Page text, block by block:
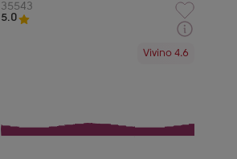
Артикул
35543
5.0
Vivino 4.6
Тинто Фино (Темпранильо)
Страна